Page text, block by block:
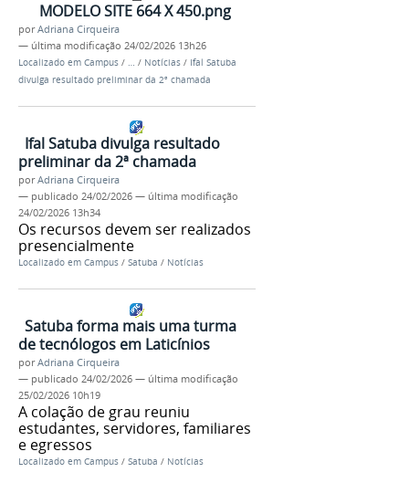
MODELO SITE 664 X 450.png
porAdriana Cirqueira
— última modificação 24/02/2026 13h26
Localizado em Campus / … / Notícias / Ifal Satuba
divulga resultado preliminar da 2ª chamada
Ifal Satuba divulga resultado
preliminar da 2ª chamada
porAdriana Cirqueira
— publicado 24/02/2026 — última modificação
24/02/2026 13h34
Os recursos devem ser realizados
presencialmente
Localizado em Campus / Satuba / Notícias
Satuba forma mais uma turma
de tecnólogos em Laticínios
porAdriana Cirqueira
— publicado 24/02/2026 — última modificação
25/02/2026 10h19
A colação de grau reuniu
estudantes, servidores, familiares
e egressos
Localizado em Campus / Satuba / Notícias